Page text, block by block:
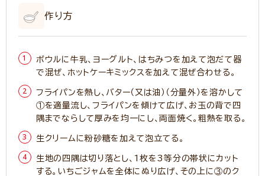
作り方
ボウルに牛乳、ヨーグルト、はちみつを加えて泡だて器
で混ぜ、ホットケーキミックスを加えて混ぜ合わせる。
フライパンを熱し、バター（又は油）（分量外）を溶かして
①を適量流し、フライパンを傾けて広げ、お玉の背で四
隅までならして厚みを均一にし、両面焼く。粗熱を取る。
生クリームに粉砂糖を加えて泡立てる。
生地の四隅は切り落とし、1枚を3等分の帯状にカット
する。いちごジャムを全体にぬり広げ、その上に③のク